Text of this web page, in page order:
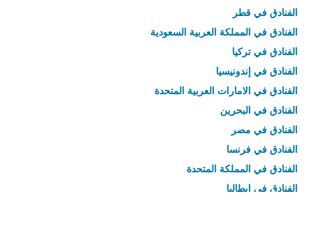
الفنادق في قطر
الفنادق في المملكة العربية السعودية
الفنادق في تركيا
الفنادق في إندونيسيا
الفنادق في الامارات العربية المتحدة
الفنادق في البحرين
الفنادق في مصر
الفنادق في فرنسا
الفنادق في المملكة المتحدة
الفنادق في إيطاليا